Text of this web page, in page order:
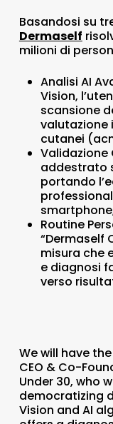
Basandosi su
Dermaself
milioni di
Analisi AI
Vision,
scansione
valutazione
cutanei
Validazione
addestrato
portando
Routine
“Dermaself
misura che
e diagnosi
verso
We will have
CEO & Co-
Under 30, who
democratizing
Vision and AI